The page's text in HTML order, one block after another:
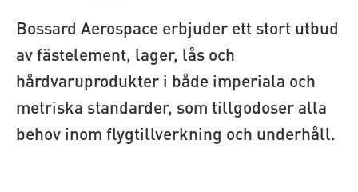
Bossard Aerospace erbjuder ett stort utbud
av fästelement, lager, lås och
hårdvaruprodukter i både imperiala och
metriska standarder, som tillgodoser alla
behov inom flygtillverkning och underhåll.